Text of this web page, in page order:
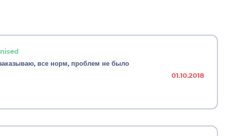
все норм, проблем не было
01.10.2018